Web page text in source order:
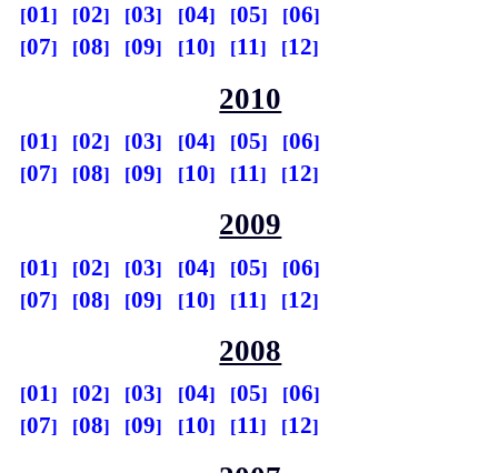
01 02 03 04 05
06
07
08 09 10 11 12
2010
01 02 03 04 05
06
07
08 09 10 11 12
2009
01 02 03 04 05
06
07
08 09 10 11 12
2008
01 02 03 04 05
06
07
08 09 10 11 12